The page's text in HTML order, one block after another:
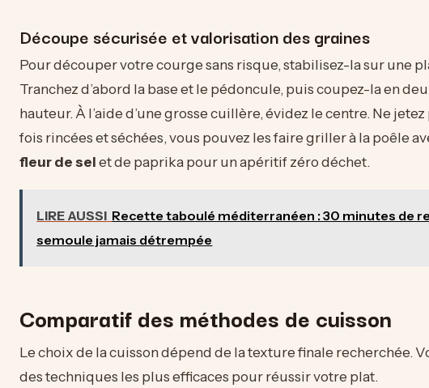
Découpe sécurisée et valorisation des graines
Pour découper votre courge sans risque, stabilisez-la sur une
Tranchez d’abord la base et le pédoncule, puis coupez-la en
hauteur. À l’aide d’une grosse cuillère, évidez le centre. Ne
fois rincées et séchées, vous pouvez les faire griller à la poêle
fleur de selet de paprika pour un apéritif zéro déchet.
LIRE AUSSI Recette taboulé méditerranéen : 30 minutes de
semoule jamais détrempée
Comparatif des méthodes de cuisson
Le choix de la cuisson dépend de la texture finale recherchée.
des techniques les plus efficaces pour réussir votre plat.